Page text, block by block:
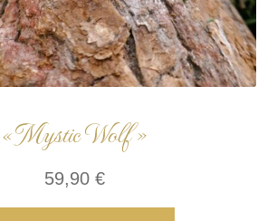
« Mystic Wolf »
59,90 €